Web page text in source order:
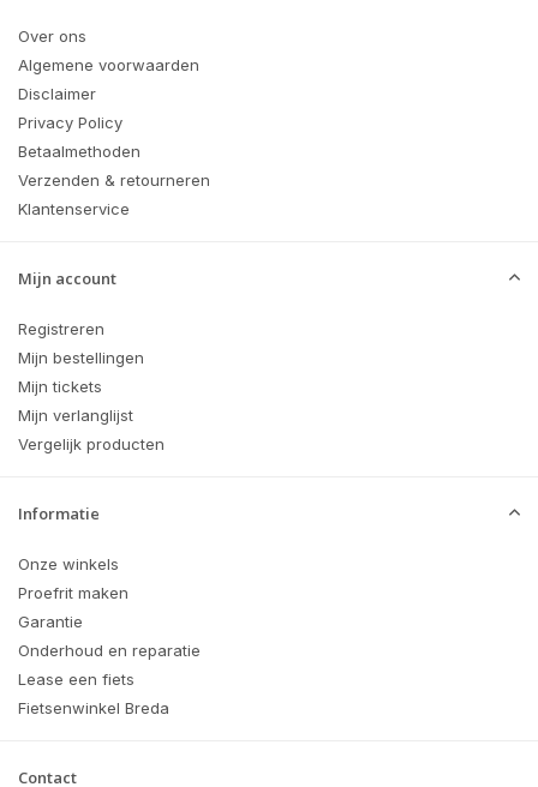
Over ons
Algemene voorwaarden
Disclaimer
Privacy Policy
Betaalmethoden
Verzenden & retourneren
Klantenservice
Mijn account
Registreren
Mijn bestellingen
Mijn tickets
Mijn verlanglijst
Vergelijk producten
Informatie
Onze winkels
Proefrit maken
Garantie
Onderhoud en reparatie
Lease een fiets
Fietsenwinkel Breda
Contact